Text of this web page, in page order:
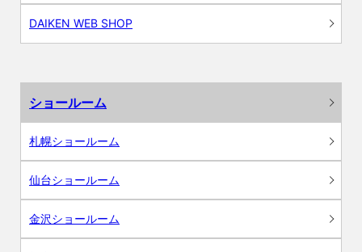
DAIKEN WEB SHOP
ショールーム
札幌ショールーム
仙台ショールーム
金沢ショールーム